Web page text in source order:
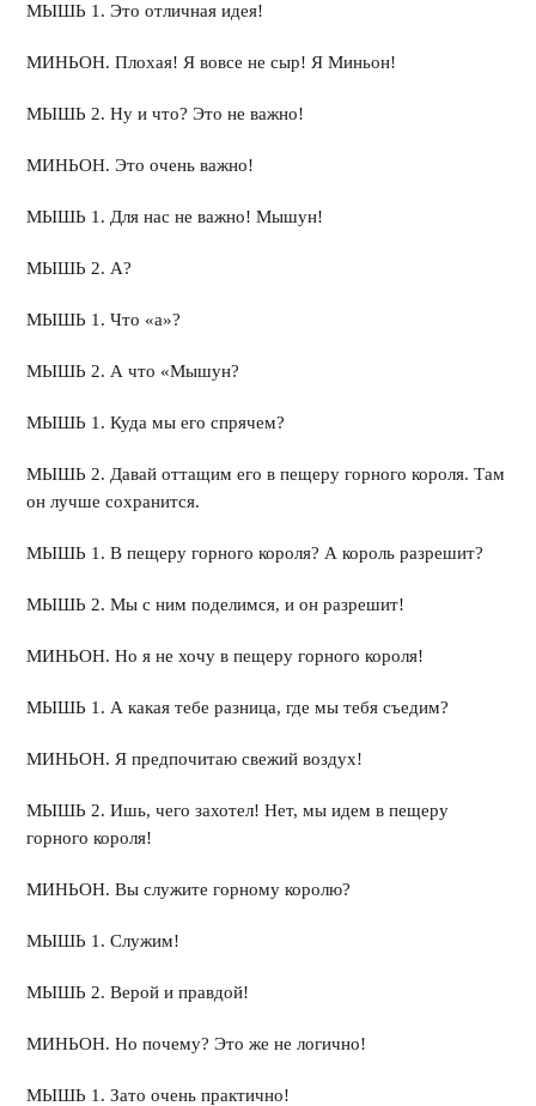
МЫШЬ 1. Это отличная идея!
МИНЬОН. Плохая! Я вовсе не сыр! Я Миньон!
МЫШЬ 2. Ну и что? Это не важно!
МИНЬОН. Это очень важно!
МЫШЬ 1. Для нас не важно! Мышун!
МЫШЬ 2. А?
МЫШЬ 1. Что «а»?
МЫШЬ 2. А что «Мышун?
МЫШЬ 1. Куда мы его спрячем?
МЫШЬ 2. Давай оттащим его в пещеру горного короля. Там
он лучше сохранится.
МЫШЬ 1. В пещеру горного короля? А король разрешит?
МЫШЬ 2. Мы с ним поделимся, и он разрешит!
МИНЬОН. Но я не хочу в пещеру горного короля!
МЫШЬ 1. А какая тебе разница, где мы тебя съедим?
МИНЬОН. Я предпочитаю свежий воздух!
МЫШЬ 2. Ишь, чего захотел! Нет, мы идем в пещеру
горного короля!
МИНЬОН. Вы служите горному королю?
МЫШЬ 1. Служим!
МЫШЬ 2. Верой и правдой!
МИНЬОН. Но почему? Это же не логично!
МЫШЬ 1. Зато очень практично!